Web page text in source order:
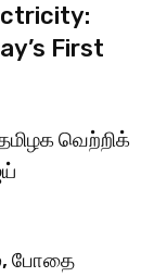
First
வெற்றிக்
போதை